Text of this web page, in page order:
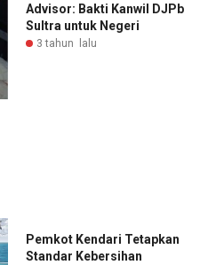
Advisor: Bakti Kanwil DJPb
Sultra untuk Negeri
3 tahun lalu
Pemkot Kendari Tetapkan
Standar Kebersihan